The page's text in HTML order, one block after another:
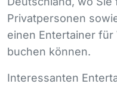
Privatpersonen
einen Entertainer für
buchen können.
Interessanten